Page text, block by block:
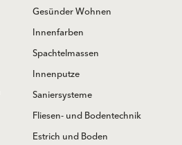
Gesünder Wohnen
Innenfarben
Spachtelmassen
Innenputze
Saniersysteme
Fliesen- und Bodentechnik
Estrich und Boden